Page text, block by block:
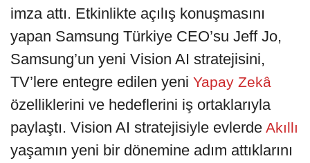
imza attı. Etkinlikte açılış konuşmasını
yapan Samsung Türkiye CEO’su Jeff Jo,
Samsung’un yeni Vision AI stratejisini,
TV’lere entegre edilen yeni Yapay Zekâ
özelliklerini ve hedeflerini iş ortaklarıyla
paylaştı. Vision AI stratejisiyle evlerde Akıllı
yaşamın yeni bir dönemine adım attıklarını